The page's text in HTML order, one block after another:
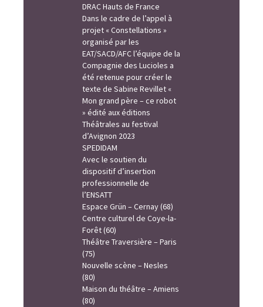
DRAC Hauts de France
Dans le cadre de l’appel à
projet « Constellations »
organisé par les
EAT/SACD/AFC l’équipe de la
Compagnie des Lucioles a
été retenue pour créer le
texte de Sabine Revillet «
Mon grand père – ce robot
» édité aux éditions
Théâtrales au festival
d’Avignon 2023
SPEDIDAM
Avec le soutien du
dispositif d’insertion
professionnelle de
l’ENSATT
Espace Grün – Cernay (68)
Centre culturel de Coye-la-
Forêt (60)
Théâtre Traversière – Paris
(75)
Nouvelle scène – Nesles
(80)
Maison du théâtre – Amiens
(80)